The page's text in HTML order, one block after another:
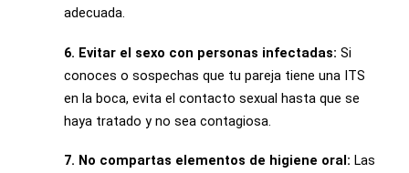
adecuada.
6. Evitar el sexo con personas infectadas: Si
conoces o sospechas que tu pareja tiene una ITS
en la boca, evita el contacto sexual hasta que se
haya tratado y no sea contagiosa.
7. No compartas elementos de higiene oral: Las